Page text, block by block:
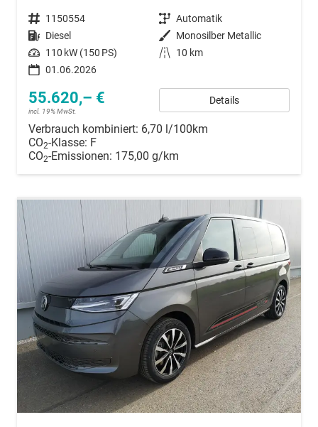
Fahrzeugnummer 1150554 Getriebe Automatik
Kraftstoff Diesel Außenfarbe Monosilber Metallic
Leistung 110 kW (150 PS) Kilometerstand
10 km
01.06.2026
55.620,– €
incl. 19% MwSt.
Details
Verbrauch kombiniert: 6,70 l/100km
CO2-Klasse: F
CO2-Emissionen: 175,00 g/km